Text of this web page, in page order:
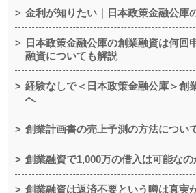
金利が知りたい｜日本政策金融公庫
日本政策金融公庫の創業融資は何回
融資についても解説
経験なしで＜日本政策金融公庫＞創
へ
創業計画書の売上予測の方法につい
創業融資で1,000万の借入は可能なの
創業融資は返済不要という噂は真実